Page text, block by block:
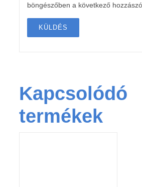
böngészőben a következő
Kapcsolódó
termékek